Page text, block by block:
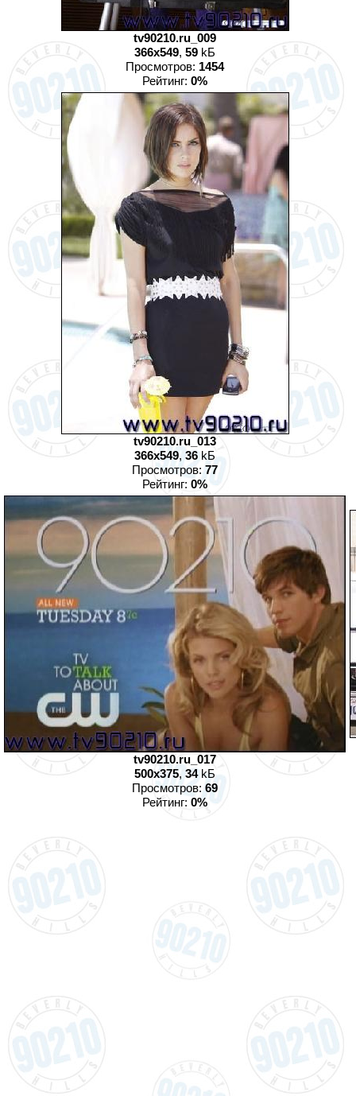
tv90210.ru_009
366x549, 59 kБ
Просмотров: 1454
Рейтинг: 0%
tv90210.ru_013
366x549, 36 kБ
Просмотров:77
Рейтинг: 0%
tv90210.ru_017
500x375, 34kБ
Просмотров:69
Рейтинг: 0%